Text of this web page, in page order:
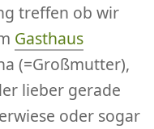
treffen ob wir
Gasthaus
(=Großmutter),
lieber gerade
oder sogar